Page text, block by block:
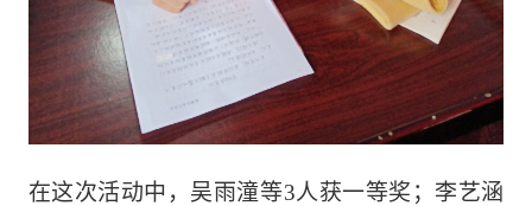
在这次活动中，吴雨潼等3人获一等奖；李艺涵